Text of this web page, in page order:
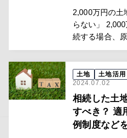
2,000万円の土
らない」
続する場合、
土地 土地活用
2024.07.02
相続した土
すべき？ 適
例制度など